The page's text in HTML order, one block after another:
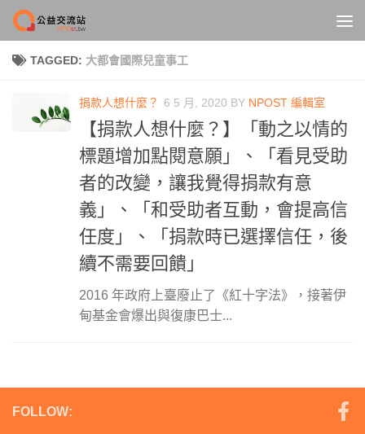
Skip to content
TAGGED: 大都會國際兒童事工
捐款人想什麼？ 6 5 月, 2020 BY NPOST 編輯室
【捐款人想什麼？】「動之以情的
標題增加點閱意願」、「看見受助
者的改變，讓我覺得捐款有意
義」、「和受助者互動，會提高信
任度」、「捐款時已選擇信任，後
續不需要回饋」
2016 年政府上臺廢止了《紅十字法》，接著伊
甸基金會爆出與復康巴士...
FOLLOW: